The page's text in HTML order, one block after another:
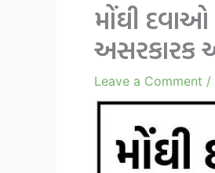
મોંઘી
અસરકારક
Leave a Comment /